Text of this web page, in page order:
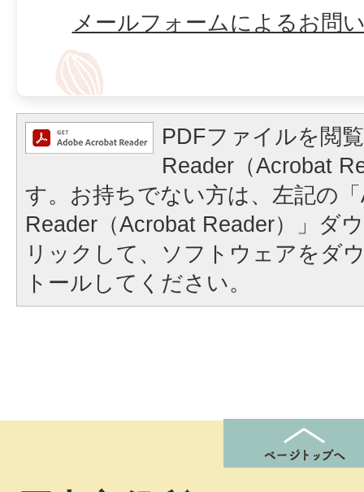
メールフォームによるお問
PDFファイルを閲
Reader（Acrobat
す。お持ちでない方は、左記の
Reader（Acrobat Reader）」ダ
リックして、ソフトウェアをダ
トールしてください。